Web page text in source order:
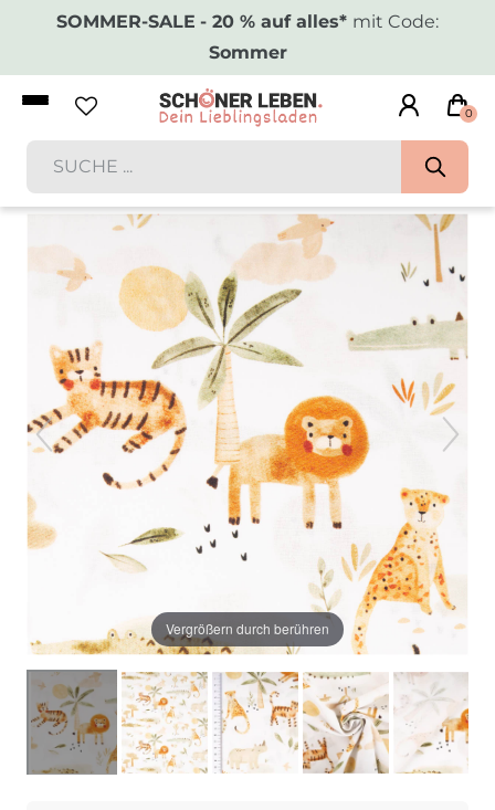
SOMMER-SALE - 20 % auf alles* mit Code:
Sommer
0
Vergrößern durch berühren